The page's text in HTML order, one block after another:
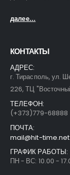
далее...
КОНТАКТЫ
АДРЕС:
г. Тирасполь, ул.
226, ТЦ
ТЕЛЕФОН:
(+373)779-68888
ПОЧТА:
mail@hit-time.net
ГРАФИК РАБОТЫ:
ПН - ВС: 10.00 -